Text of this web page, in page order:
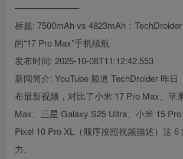
———————-
标题: 7500mAh vs 4823mAh：
的“17 Pro Max”手机续航
发布时间: 2025-10-08T11:12:42.553
新闻简介: YouTube 频道 TechDroider 昨日
布最新视频，对比了小米 17 Pro Max、苹
Max、三星 Galaxy S25 Ultra、小米 15
Pixel 10 Pro XL（顺序按照视频描述）这 6
力。